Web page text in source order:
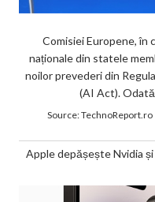
Comisiei Europene, în
naționale din statele
noilor prevederi din
(AI Act).
Source:TechnoReport.ro
Apple depășește Nvidia